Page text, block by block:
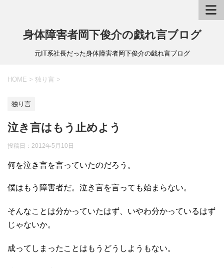
身体障害者岡下俊介の戯れ言ブログ
元IT系社長だった身体障害者岡下俊介の戯れ言ブログ
HOME > 独り言 >
独り言
泣き言はもう止めよう
投稿日： 2012年5月10日
何を泣き言を言っていたのだろう。
僕はもう障害者だ。泣き言を言っても始まらない。
そんなことは分かっていたはず、いやわ分かっているはず
じゃないか。
成ってしまったことはもうどうしようもない。